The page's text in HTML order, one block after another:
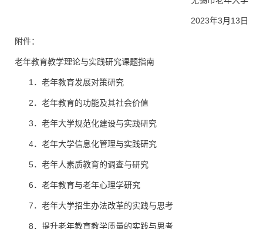
2023年3月13日
附件：
老年教育教学理论与实践研究课题指南
1．老年教育发展对策研究
2．老年教育的功能及其社会价值
3．老年大学规范化建设与实践研究
4．老年大学信息化管理与实践研究
5．老年人素质教育的调查与研究
6．老年教育与老年心理学研究
7．老年大学招生办法改革的实践与思考
8．提升老年教育教学质量的实践与思考